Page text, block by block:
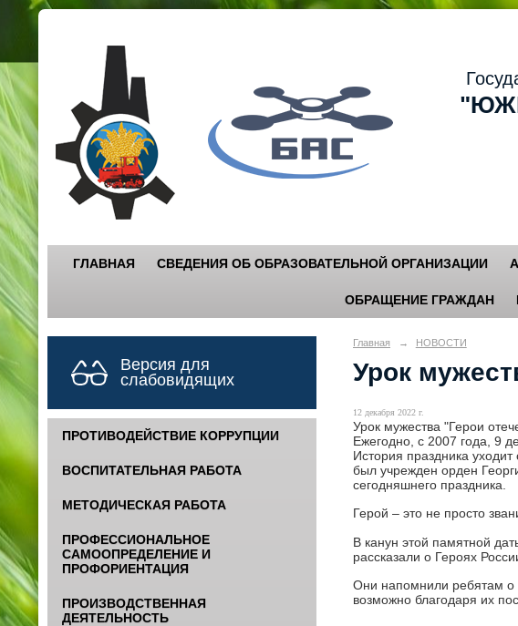
"ЮЖНО-
ГЛАВНАЯ СВЕДЕНИЯ ОБ ОБРАЗОВАТЕЛЬНОЙ ОРГАНИЗАЦИИ
ОБРАЩЕНИЕ ГРАЖДАН
Версия для
слабовидящих
ПРОТИВОДЕЙСТВИЕ КОРРУПЦИИ
ВОСПИТАТЕЛЬНАЯ РАБОТА
МЕТОДИЧЕСКАЯ РАБОТА
ПРОФЕССИОНАЛЬНОЕ
САМООПРЕДЕЛЕНИЕ И
ПРОФОРИЕНТАЦИЯ
ПРОИЗВОДСТВЕННАЯ
ДЕЯТЕЛЬНОСТЬ
Главная → НОВОСТИ
Урок
12 декабря 2022 г.
Урок мужества "Герои
Ежегодно, с 2007 года, 9
История праздника
был учрежден орден
сегодняшнего праздника.
Герой – это не просто
В канун этой памятной
рассказали о Героях
Они напомнили ребятам о
возможно благодаря их